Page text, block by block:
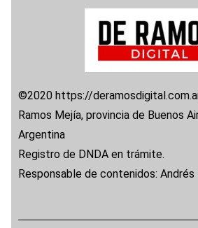
©2020 https://
Ramos Mejía, provincia de Buenos
Argentina
Registro de DNDA en trámite.
Responsable de contenidos: Andrés